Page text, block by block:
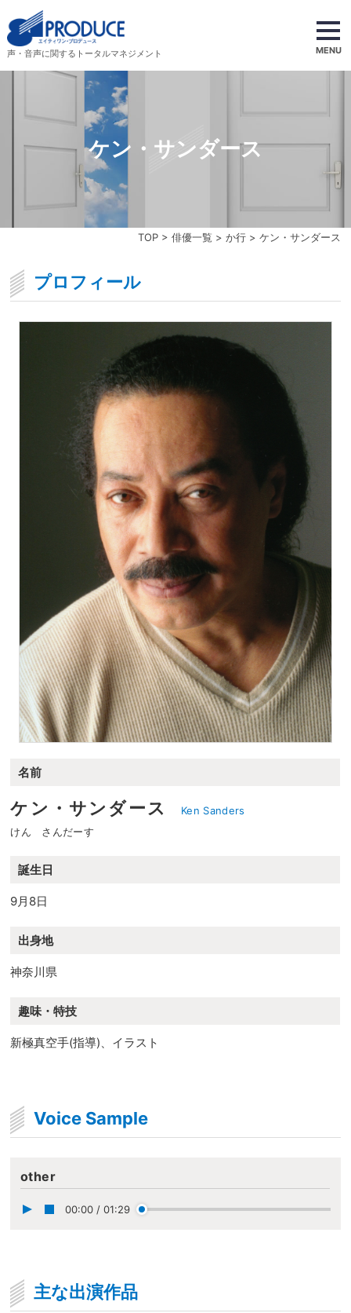
声・音声に関するトータルマネジメント MENU
TOP> 俳優一覧 > か行> ケン・サンダース
ケン・サンダース
プロフィール
名前
ケン・サンダース
Ken Sanders
けん さんだーす
誕生日
9月8日
出身地
神奈川県
趣味・特技
新極真空手(指導)、イラスト
Voice Sample
other
00:00 / 01:29
主な出演作品